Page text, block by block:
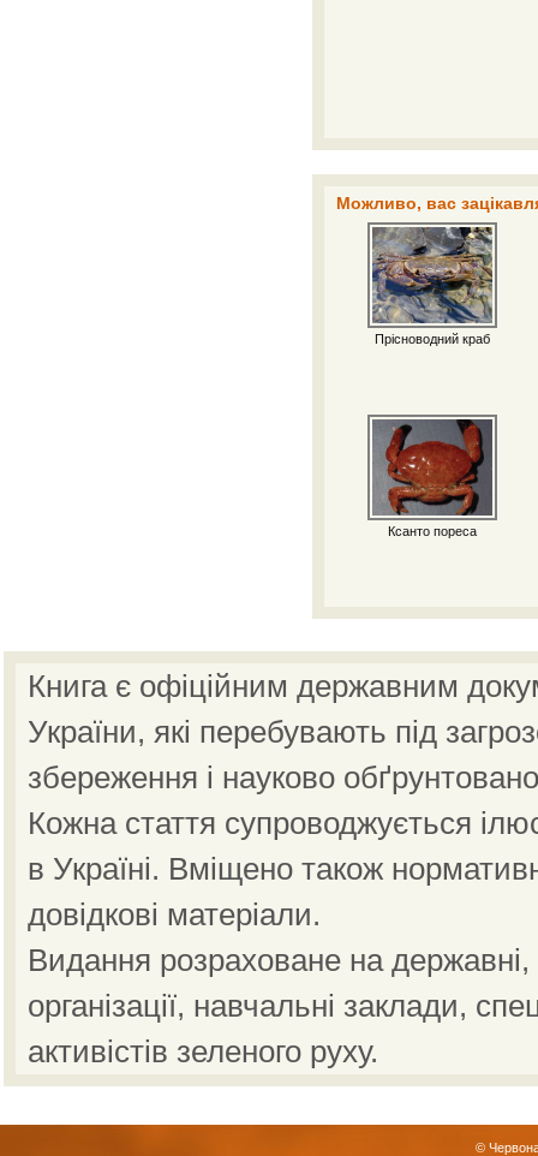
Можливо, вас
Прісноводний краб
Ксанто пореса
Книга є офіційним державним
України, які перебувають під
збереження і науково
Кожна стаття супроводжується
в Україні. Вміщено також
довідкові матеріали.
Видання розраховане на державні,
організації, навчальні заклади,
активістів зеленого руху.
©